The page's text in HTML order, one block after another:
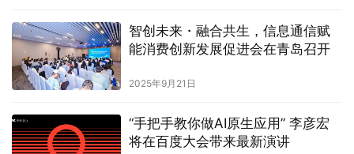
智创未来・融合共生，信息通信赋
能消费创新发展促进会在青岛召开
2025年9月21日
“手把手教你做AI原生应用” 李彦宏
将在百度大会带来最新演讲